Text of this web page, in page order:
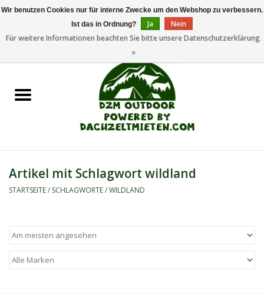
Dachzeltanhänger
Camping/Outdoor
Marken
Artikel mit Schlagwort wildland
STARTSEITE/ SCHLAGWORTE/WILDLAND
Wir benutzen Cookies nur für interne Zwecke um den Webshop zu verbessern.
Ist das in Ordnung?
Ja
Nein
Für weitere Informationen beachten Sie bitte unsere Datenschutzerklärung.
»